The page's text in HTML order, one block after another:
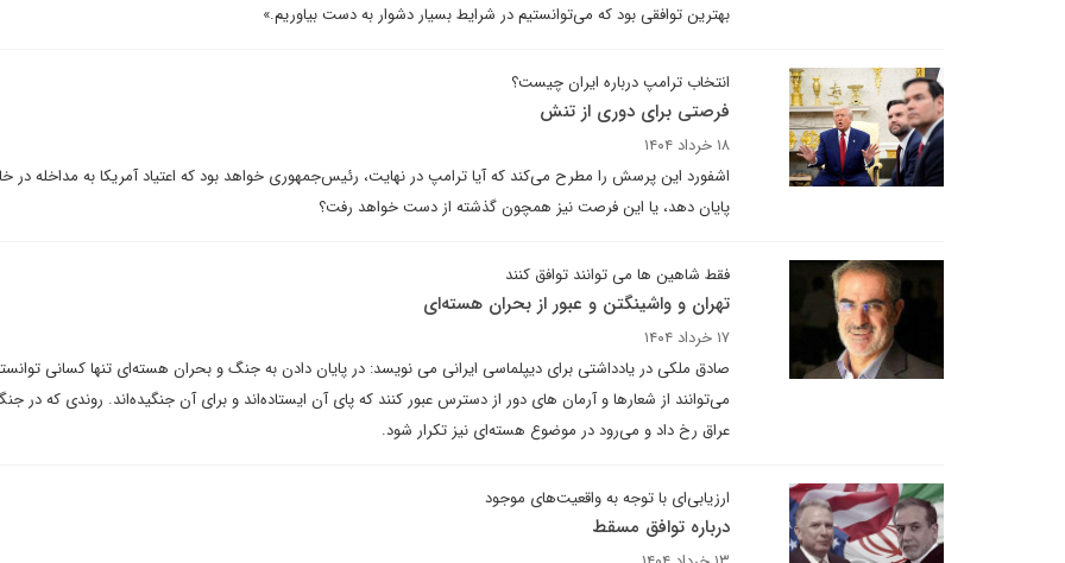
بهترین توافقی بود که می‌توانستیم در شرایط بسیار دشوار به دست بیاوریم.»
انتخاب ترامپ درباره ایران چیست؟
فرصتی برای دوری از تنش
۱۸ خرداد ۱۴۰۴
اشفورد این پرسش را مطرح می‌کند که آیا ترامپ در نهایت، رئیس‌جمهوری خواهد بود که اعتیاد آمریکا به مداخله در
پایان دهد، یا این فرصت نیز همچون گذشته از دست خواهد رفت؟
فقط شاهین ها می توانند توافق کنند
تهران و واشینگتن و عبور از بحران هسته‌ای
۱۷ خرداد ۱۴۰۴
صادق ملکی در یادداشتی برای دیپلماسی ایرانی می نویسد: در پایان دادن به جنگ و بحران هسته‌ای تنها کسانی
می‌توانند از شعارها و آرمان های دور از دسترس عبور کنند که پای آن ایستاده‌اند و برای آن جنگیده‌اند. روندی که در
عراق رخ داد و می‌رود در موضوع هسته‌ای نیز تکرار شود.
ارزیابی‌ای با توجه به واقعیت‌های موجود
درباره توافق مسقط